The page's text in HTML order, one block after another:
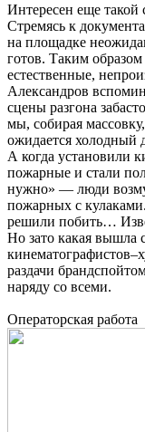
Интересен еще такой
Стремясь к
на площадке
готов. Таким
естественные,
Александров
сцены разгона
мы, собирая
ожидается холодный
А когда установили
пожарные и стали
нужно» — люди
пожарных с
решили побить…
Но зато какая вышла
раздачи
наряду со всеми.
Операторская работа